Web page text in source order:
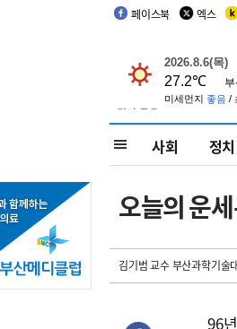
페이스북 엑스
사회 정치
오늘의 운
김기범 교수 부산과학기술
96